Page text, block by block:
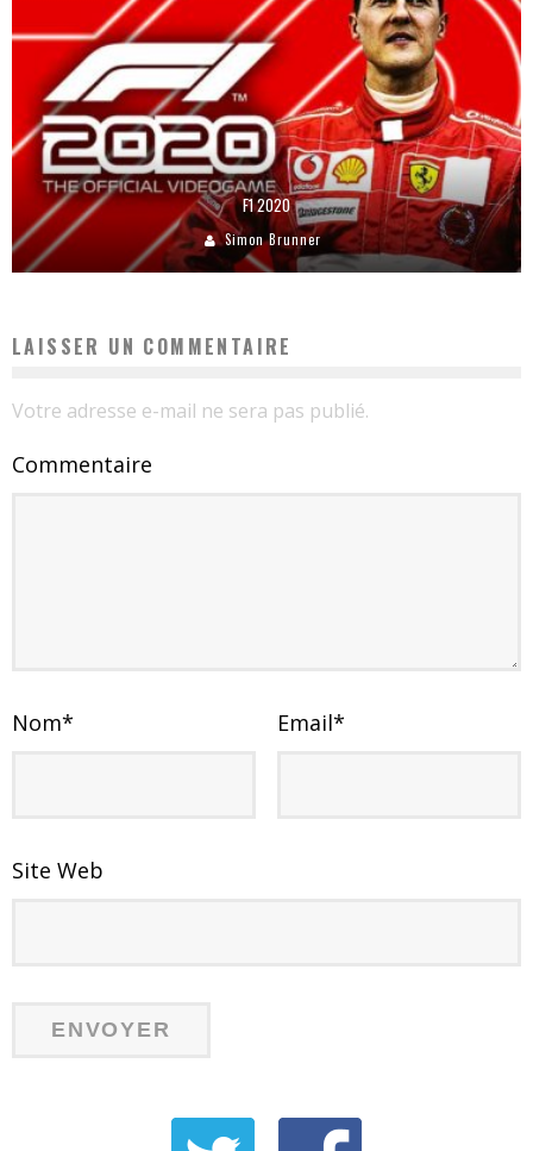
F1 2020
Simon Brunner
LAISSER UN COMMENTAIRE
Votre adresse e-mail ne sera pas publié.
Commentaire
Nom* Email*
Site Web